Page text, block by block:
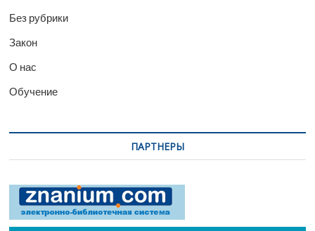
Без рубрики
Закон
О нас
Обучение
ПАРТНЕРЫ